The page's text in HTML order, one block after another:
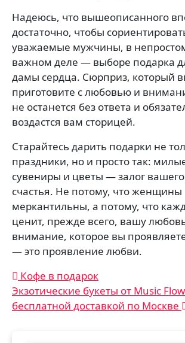
Надеюсь, что вышеописанного
достаточно, чтобы
уважаемые мужчины, в
важном деле — выборе подарка
дамы сердца. Сюрприз, который
приготовите с любовью и
не останется без ответа и
воздастся вам сторицей.
Старайтесь дарить подарки не
праздники, но и просто так:
сувениры и цветы — залог
счастья. Не потому, что женщины
меркантильны, а потому, что
ценит, прежде всего, вашу
внимание, которое вы
— это проявление любви.
Навигация
по
записям
Кофе в подарок
Экзотические букеты от Music
бесплатной доставкой по Москве